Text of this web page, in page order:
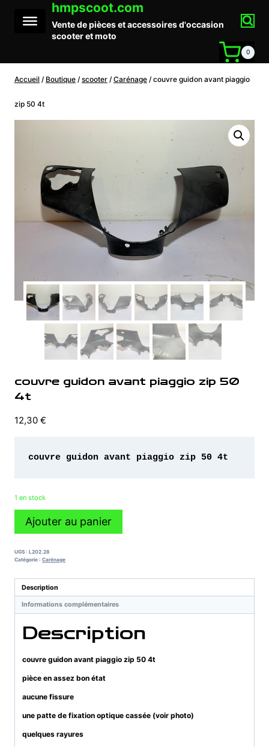
contenu
hmpscoot.com
Vente de pièces et accessoires d'occasion
scooter et moto
0
Accueil / Boutique / scooter / Carénage / couvre guidon avant piaggio
zip 50 4t
couvre guidon avant piaggio zip 50
4t
12,30 €
couvre guidon avant piaggio zip 50 4t
1 en stock
quantité
guidon
avant
zip
50
Ajouter au panier
UGS : L202.28
Catégorie : Carénage
Description
Informations complémentaires
Description
couvre guidon avant piaggio zip 50 4t
pièce en assez bon état
aucune fissure
une patte de fixation optique cassée (voir photo)
quelques rayures